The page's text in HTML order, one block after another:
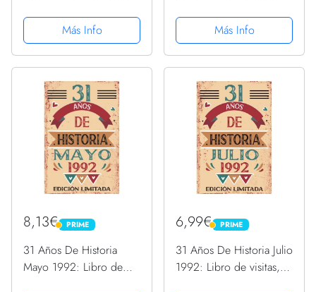
páginas de
felicitaciones, idea de
regalo, regalo Para la
madre
Más Info
páginas de
felicitaciones, idea de
regalo, regalo Para la
madre
Más Info
8,13€ PRIME
PRIME
31 Años De Historia
Mayo 1992: Libro de
6,99€ PRIME
PRIME
31 Años De Historia Julio
1992: Libro de visitas,